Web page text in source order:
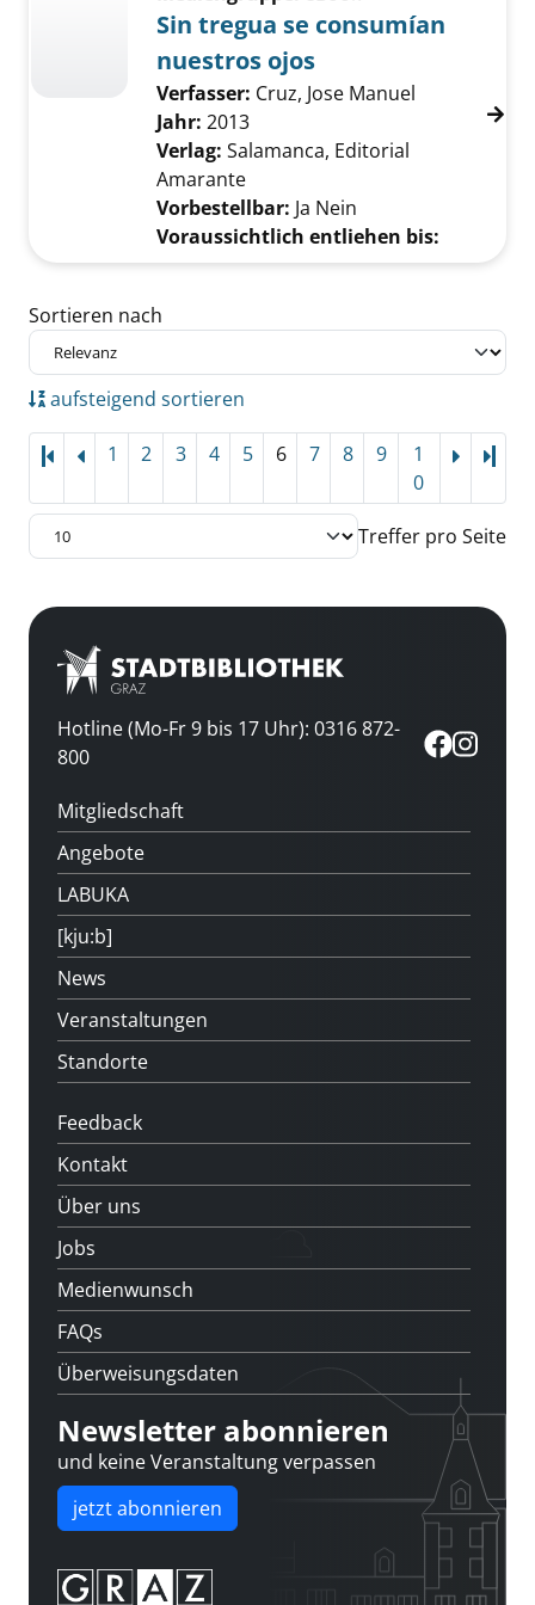
Sin tregua se consumían
nuestros ojos
Verfasser: Cruz, Jose Manuel
Jahr: 2013
Verlag: Salamanca, Editorial
Amarante
Vorbestellbar: Ja Nein
Voraussichtlich entliehen bis:
Zu den Suchfiltern springen
Sortieren nach
aufsteigend sortieren
1 2 3 4 5 6 7 8 9
1
0
Treffer pro Seite
Hotline (Mo-Fr 9 bis 17 Uhr): 0316 872-
800
Mitgliedschaft
Angebote
LABUKA
[kju:b]
News
Veranstaltungen
Standorte
Feedback
Kontakt
Über uns
Jobs
Medienwunsch
FAQs
Überweisungsdaten
Newsletter abonnieren
und keine Veranstaltung verpassen
jetzt abonnieren